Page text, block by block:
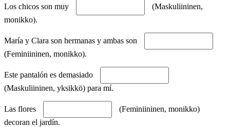
Los chicos son muy
(Maskuliininen,
monikko).
María y Clara son hermanas y ambas son
(Feminiininen, monikko).
Este pantalón es demasiado
(Maskuliininen, yksikkö) para mí.
Las flores
(Feminiininen, monikko)
decoran el jardín.